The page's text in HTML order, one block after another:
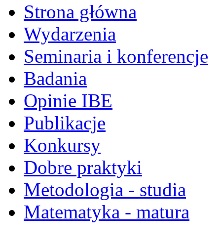
Strona główna
Wydarzenia
Seminaria i konferencje
Badania
Opinie IBE
Publikacje
Konkursy
Dobre praktyki
Metodologia - studia
Matematyka - matura